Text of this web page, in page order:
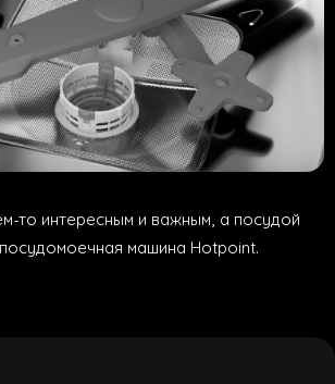
то интересным и важным, а посудой
посудомоечная машина Hotpoint.